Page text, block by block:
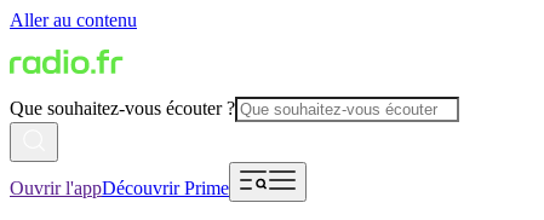
Aller au contenu
Que souhaitez-vous écouter ?
Ouvrir l'appDécouvrir Prime